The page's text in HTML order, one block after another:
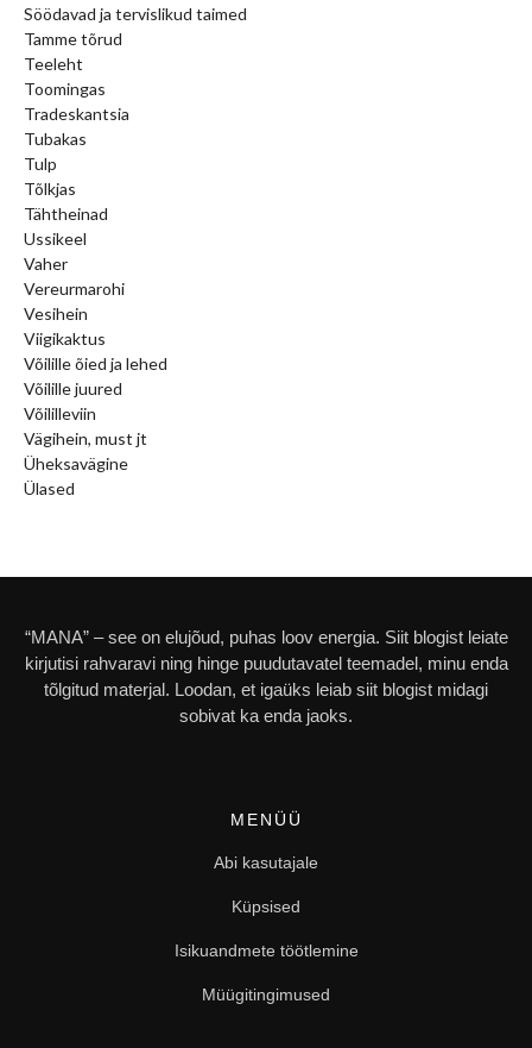
Söödavad ja tervislikud taimed
Tamme tõrud
Teeleht
Toomingas
Tradeskantsia
Tubakas
Tulp
Tõlkjas
Tähtheinad
Ussikeel
Vaher
Vereurmarohi
Vesihein
Viigikaktus
Võilille õied ja lehed
Võilille juured
Võililleviin
Vägihein, must jt
Üheksavägine
Ülased
“MANA” – see on elujõud, puhas loov energia. Siit blogist leiate
kirjutisi rahvaravi ning hinge puudutavatel teemadel, minu enda
tõlgitud materjal. Loodan, et igaüks leiab siit blogist midagi
sobivat ka enda jaoks.
MENÜÜ
Abi kasutajale
Küpsised
Isikuandmete töötlemine
Müügitingimused